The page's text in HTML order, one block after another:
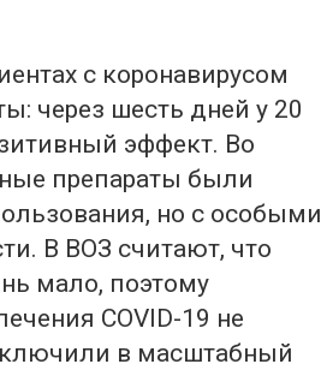
с коронавирусом
через шесть дней у 20
эффект. Во
препараты были
но с особыми
В ВОЗ считают, что
мало, поэтому
COVID-19 не
в масштабный